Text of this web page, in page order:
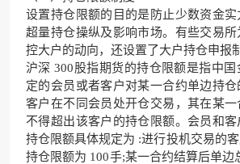
设置持仓限额的目的是防止少数资金
超量持仓操纵及影响市场。有些交易
控大户的动向，还设置了大户持仓申报
沪深 300股指期货的持仓限额是指中
定的会员或者客户对某一合约单边持
客户在不同会员处开仓交易，其在某
不得超出该客户的持仓限额。会员和
持仓限额具体规定为 :进行投机交易的
持仓限额为 100手;某一合约结算后单边